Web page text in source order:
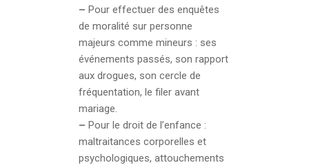
– Pour effectuer des enquêtes
de moralité sur personne
majeurs comme mineurs : ses
événements passés, son rapport
aux drogues, son cercle de
fréquentation, le filer avant
mariage.
– Pour le droit de l’enfance :
maltraitances corporelles et
psychologiques, attouchements